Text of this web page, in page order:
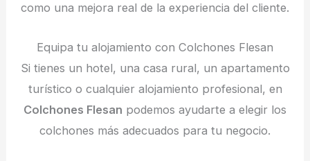
como una mejora real de la experiencia del cliente.
Equipa tu alojamiento con Colchones Flesan
Si tienes un hotel, una casa rural, un apartamento
turístico o cualquier alojamiento profesional, en
Colchones Flesan podemos ayudarte a elegir los
colchones más adecuados para tu negocio.